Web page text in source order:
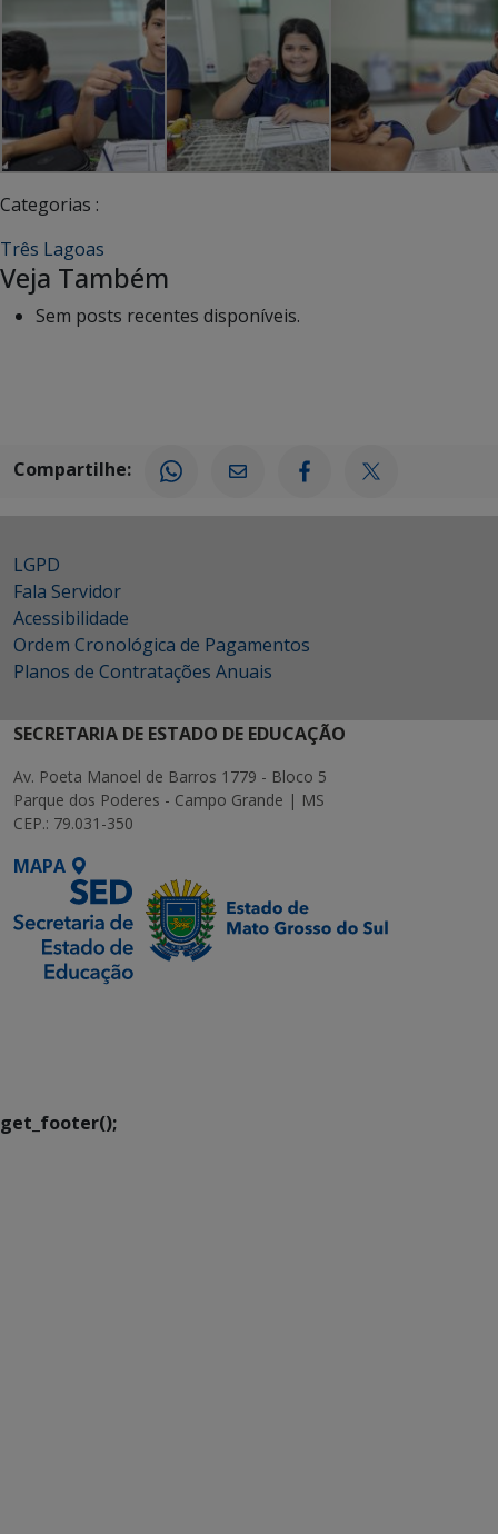
Categorias :
Três Lagoas
Veja Também
Sem posts recentes disponíveis.
Compartilhe:
LGPD
Fala Servidor
Acessibilidade
Ordem Cronológica de Pagamentos
Planos de Contratações Anuais
SECRETARIA DE ESTADO DE EDUCAÇÃO
Av. Poeta Manoel de Barros 1779 - Bloco 5
Parque dos Poderes - Campo Grande | MS
CEP.: 79.031-350
MAPA
get_footer();